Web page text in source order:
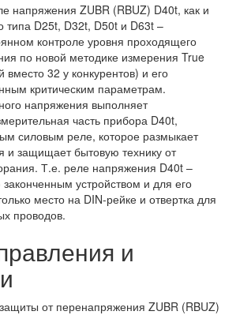
напряжения ZUBR (RBUZ) D40t, как и
типа D25t, D32t, D50t и D63t –
контроле уровня проходящего
по новой методике измерения True
32 у конкурентов) и его
критическим параметрам.
напряжения выполняет
часть прибора D40t,
силовым реле, которое размыкает
и защищает бытовую технику от
Т.е. реле напряжения D40t –
устройством и для его
место на DIN-рейке и отвертка для
проводов.
и
от перенапряжения ZUBR (RBUZ)